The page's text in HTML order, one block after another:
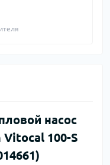
насос
100-S